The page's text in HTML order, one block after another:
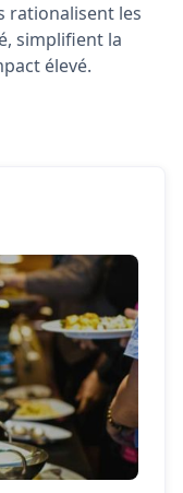
rationalisent les
simplifient la
élevé.